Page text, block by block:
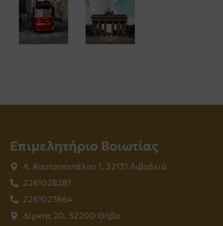
Επιμελητήριο Βοιωτίας
Λ. Κουτσοπετάλου 1, 32131 Λιβαδειά
2261028281
2261027664
Δίρκης 20, 32200 Θήβα